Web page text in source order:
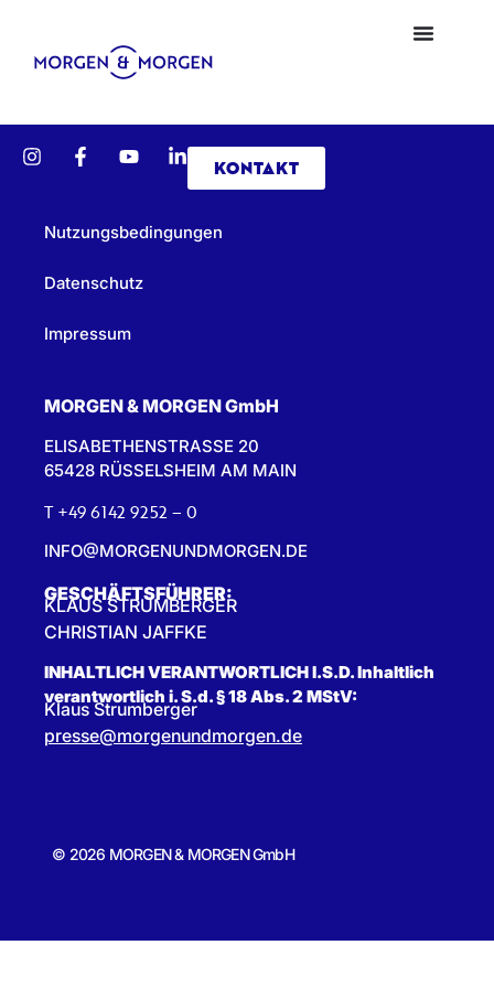
KONTAKT
Nutzungsbedingungen
Datenschutz
Impressum
MORGEN & MORGEN GmbH
ELISABETHENSTRASSE 20
65428 RÜSSELSHEIM AM MAIN
T +49 6142 9252 – 0
INFO@MORGENUNDMORGEN.DE
GESCHÄFTSFÜHRER:
KLAUS STRUMBERGER
CHRISTIAN JAFFKE
INHALTLICH VERANTWORTLICH I.S.D. Inhaltlich
verantwortlich i. S.d. § 18 Abs. 2 MStV:
Klaus Strumberger
presse@morgenundmorgen.de
© 2026 MORGEN & MORGEN GmbH